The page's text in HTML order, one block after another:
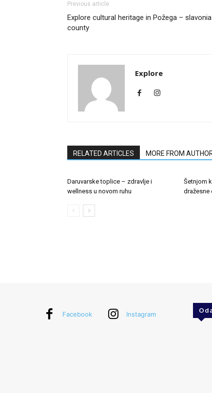
Previous article
Explore cultural heritage in Požega – slavonia
county
Explore
RELATED ARTICLES MORE FROM
Daruvarske toplice – zdravlje i
wellness u novom ruhu
Šetnjom
dražesne
Facebook Instagram